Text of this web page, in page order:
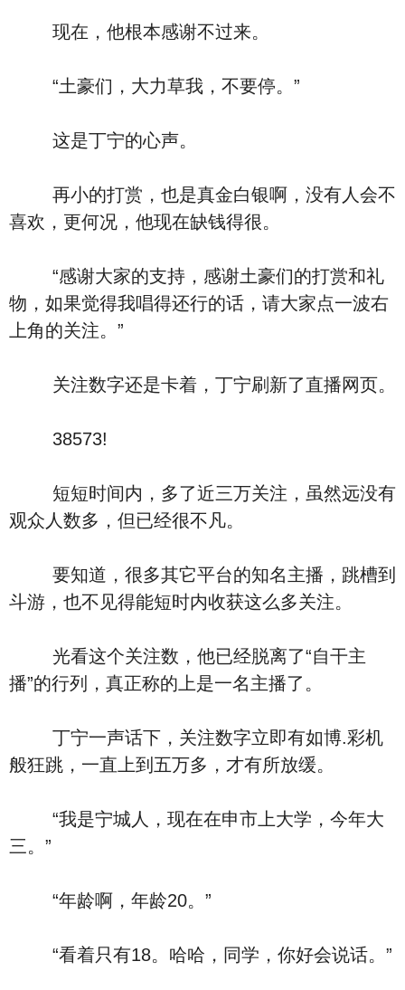
现在，他根本感谢不过来。
“土豪们，大力草我，不要停。”
这是丁宁的心声。
再小的打赏，也是真金白银啊，没有人会不
喜欢，更何况，他现在缺钱得很。
“感谢大家的支持，感谢土豪们的打赏和礼
物，如果觉得我唱得还行的话，请大家点一波右
上角的关注。”
关注数字还是卡着，丁宁刷新了直播网页。
38573!
短短时间内，多了近三万关注，虽然远没有
观众人数多，但已经很不凡。
要知道，很多其它平台的知名主播，跳槽到
斗游，也不见得能短时内收获这么多关注。
光看这个关注数，他已经脱离了“自干主
播”的行列，真正称的上是一名主播了。
丁宁一声话下，关注数字立即有如博.彩机
般狂跳，一直上到五万多，才有所放缓。
“我是宁城人，现在在申市上大学，今年大
三。”
“年龄啊，年龄20。”
“看着只有18。哈哈，同学，你好会说话。”